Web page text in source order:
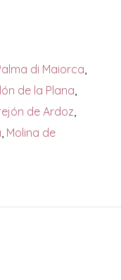
di Maiorca
de la Plana
de Ardoz
Molina de